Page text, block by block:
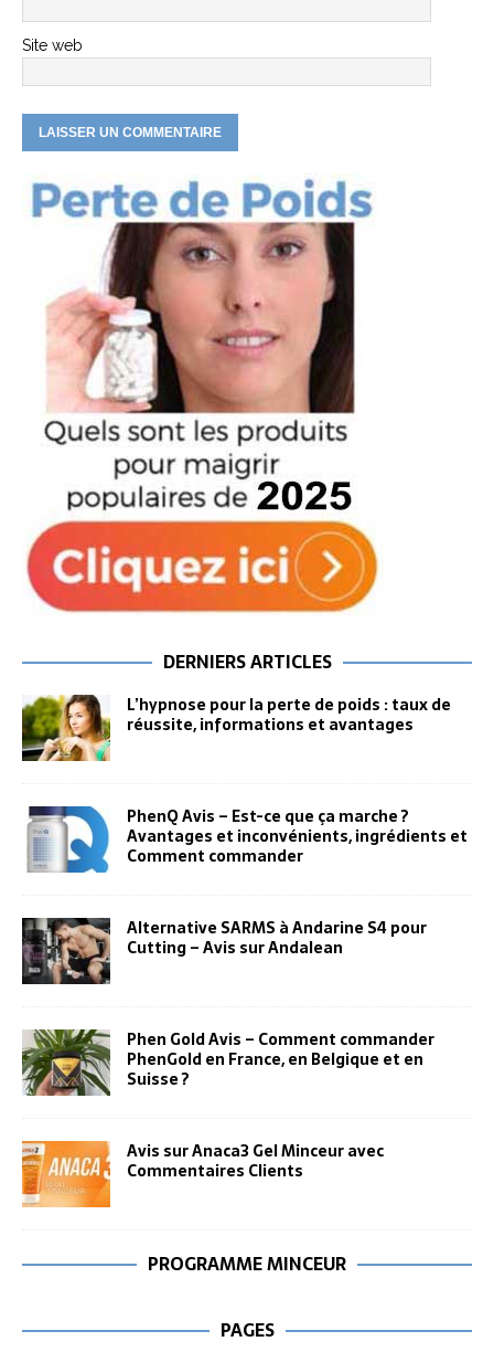
Site web
DERNIERS ARTICLES
L’hypnose pour la perte de poids : taux de
réussite, informations et avantages
PhenQ Avis – Est-ce que ça marche ?
Avantages et inconvénients, ingrédients et
Comment commander
Alternative SARMS à Andarine S4 pour
Cutting – Avis sur Andalean
Phen Gold Avis – Comment commander
PhenGold en France, en Belgique et en
Suisse ?
Avis sur Anaca3 Gel Minceur avec
Commentaires Clients
PROGRAMME MINCEUR
PAGES